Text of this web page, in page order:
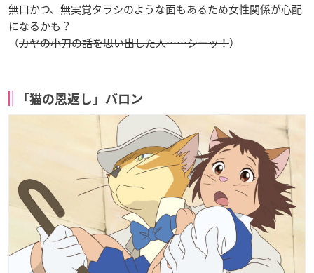
無口かつ、無実覚タラシのような面もあるため女性関係が心配
になるかも？
（カヤの小刀の話を思い出した人……シーッ！）
「猫の恩返し」バロン